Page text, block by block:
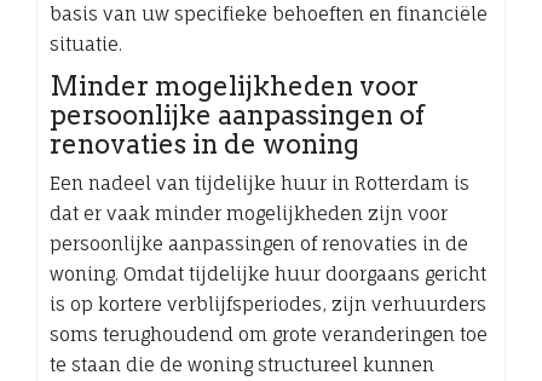
basis van uw specifieke behoeften en financiële
situatie.
Minder mogelijkheden voor
persoonlijke aanpassingen of
renovaties in de woning
Een nadeel van tijdelijke huur in Rotterdam is
dat er vaak minder mogelijkheden zijn voor
persoonlijke aanpassingen of renovaties in de
woning. Omdat tijdelijke huur doorgaans gericht
is op kortere verblijfsperiodes, zijn verhuurders
soms terughoudend om grote veranderingen toe
te staan die de woning structureel kunnen